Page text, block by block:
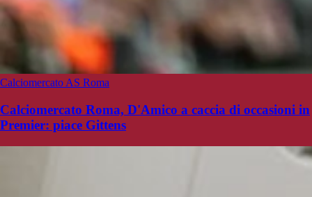
Calciomercato AS Roma
Calciomercato Roma, D'Amico a caccia di occasioni in
Premier: piace Gittens